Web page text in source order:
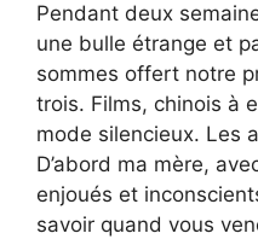
Pendant deux
une bulle étrange et
sommes offert notre
trois. Films, chinois à
mode silencieux. Les
D’abord ma mère,
enjoués et
savoir quand vous